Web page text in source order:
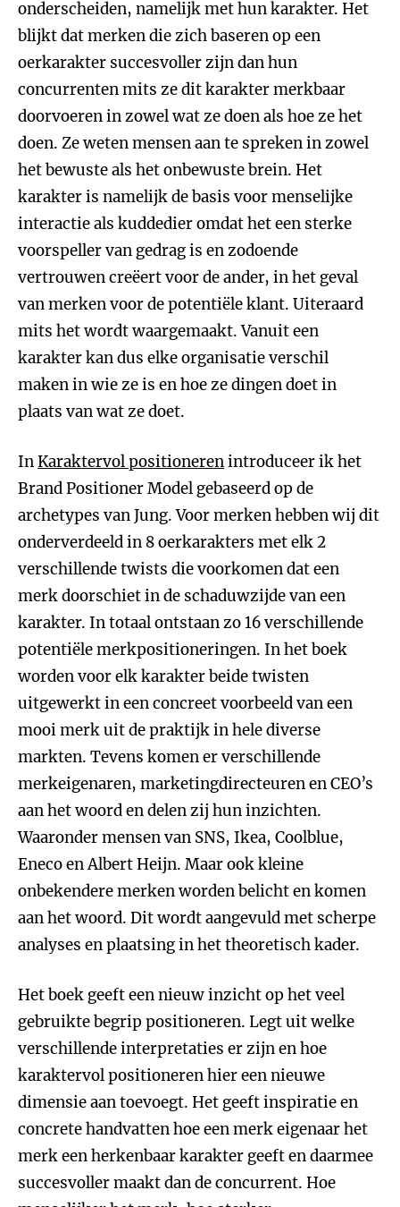
onderscheiden, namelijk met hun karakter. Het
blijkt dat merken die zich baseren op een
oerkarakter succesvoller zijn dan hun
concurrenten mits ze dit karakter merkbaar
doorvoeren in zowel wat ze doen als hoe ze het
doen. Ze weten mensen aan te spreken in zowel
het bewuste als het onbewuste brein. Het
karakter is namelijk de basis voor menselijke
interactie als kuddedier omdat het een sterke
voorspeller van gedrag is en zodoende
vertrouwen creëert voor de ander, in het geval
van merken voor de potentiële klant. Uiteraard
mits het wordt waargemaakt. Vanuit een
karakter kan dus elke organisatie verschil
maken in wie ze is en hoe ze dingen doet in
plaats van wat ze doet.
InKaraktervol positionerenintroduceer ik het
Brand Positioner Model gebaseerd op de
archetypes van Jung. Voor merken hebben wij dit
onderverdeeld in 8 oerkarakters met elk 2
verschillende twists die voorkomen dat een
merk doorschiet in de schaduwzijde van een
karakter. In totaal ontstaan zo 16 verschillende
potentiële merkpositioneringen. In het boek
worden voor elk karakter beide twisten
uitgewerkt in een concreet voorbeeld van een
mooi merk uit de praktijk in hele diverse
markten. Tevens komen er verschillende
merkeigenaren, marketingdirecteuren en CEO’s
aan het woord en delen zij hun inzichten.
Waaronder mensen van SNS, Ikea, Coolblue,
Eneco en Albert Heijn. Maar ook kleine
onbekendere merken worden belicht en komen
aan het woord. Dit wordt aangevuld met scherpe
analyses en plaatsing in het theoretisch kader.
Het boek geeft een nieuw inzicht op het veel
gebruikte begrip positioneren. Legt uit welke
verschillende interpretaties er zijn en hoe
karaktervol positioneren hier een nieuwe
dimensie aan toevoegt. Het geeft inspiratie en
concrete handvatten hoe een merk eigenaar het
merk een herkenbaar karakter geeft en daarmee
succesvoller maakt dan de concurrent. Hoe